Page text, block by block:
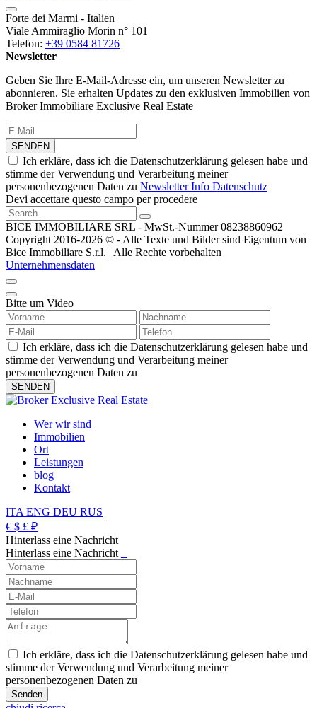
Forte dei Marmi - Italien
Viale Ammiraglio Morin n° 101
Telefon: +39 0584 81726
Newsletter
Geben Sie Ihre E-Mail-Adresse ein, um unseren Newsletter zu
abonnieren. Sie erhalten Updates zu den exklusiven Immobilien von
Broker Immobiliare Exclusive Real Estate
SENDEN
Ich erkläre, dass ich die Datenschutzerklärung gelesen habe und
stimme der Verwendung und Verarbeitung meiner
personenbezogenen Daten zu Newsletter Info Datenschutz
Devi accettare questo campo per procedere
BICE IMMOBILIARE SRL - MwSt.-Nummer 08238860962
Copyright 2016-2026 © - Alle Texte und Bilder sind Eigentum von
Bice Immobiliare S.r.l. | Alle Rechte vorbehalten
Unternehmensdaten
Bitte um Video
Ich erkläre, dass ich die Datenschutzerklärung gelesen habe und
stimme der Verwendung und Verarbeitung meiner
personenbezogenen Daten zu
Wer wir sind
Immobilien
Ort
Leistungen
blog
Kontakt
ITA ENG DEU RUS
€ $ £ ₽
Hinterlass eine Nachricht
Hinterlass eine Nachricht
Ich erkläre, dass ich die Datenschutzerklärung gelesen habe und
stimme der Verwendung und Verarbeitung meiner
personenbezogenen Daten zu